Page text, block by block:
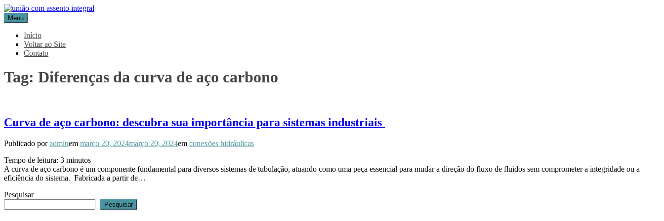
Pular
para
o
conteúdo
Blog Aceflan
Líder em Acessórios Industriais
Menu
Início
Voltar ao Site
Contato
Tag: Diferenças da curva de aço carbono
Curva de aço carbono: descubra sua importância para sistemas industriais
Publicado poradminem março 20, 2024março 20, 2024em conexões hidráulicas
Tempo de leitura: 3 minutos
A curva de aço carbono é um componente fundamental para diversos sistemas de tubulação, atuando como uma peça essencial para mudar a direção do fluxo de fluidos sem comprometer a integridade ou a
eficiência do sistema. Fabricada a partir de…
Pesquisar
Pesquisar